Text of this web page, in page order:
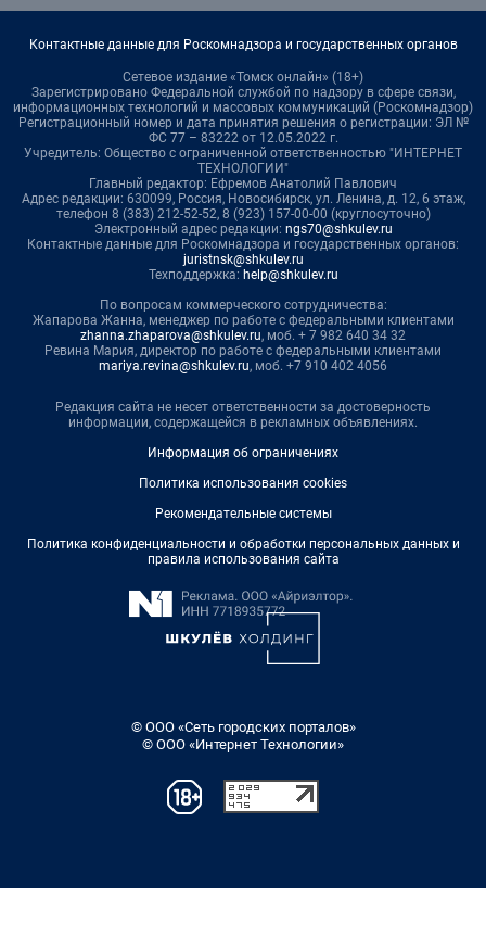
Контактные данные для Роскомнадзора и государственных органов
Сетевое издание «Томск онлайн» (18+)
Зарегистрировано Федеральной службой по надзору в сфере связи,
информационных технологий и массовых коммуникаций (Роскомнадзор)
Регистрационный номер и дата принятия решения о регистрации: ЭЛ №
ФС 77 – 83222 от 12.05.2022 г.
Учредитель: Общество с ограниченной ответственностью "ИНТЕРНЕТ
ТЕХНОЛОГИИ"
Главный редактор: Ефремов Анатолий Павлович
Адрес редакции: 630099, Россия, Новосибирск, ул. Ленина, д. 12, 6 этаж,
телефон 8 (383) 212-52-52, 8 (923) 157-00-00 (круглосуточно)
Электронный адрес редакции: ngs70@shkulev.ru
Контактные данные для Роскомнадзора и государственных органов:
juristnsk@shkulev.ru
Техподдержка: help@shkulev.ru
По вопросам коммерческого сотрудничества:
Жапарова Жанна, менеджер по работе с федеральными клиентами
zhanna.zhaparova@shkulev.ru, моб. + 7 982 640 34 32
Ревина Мария, директор по работе с федеральными клиентами
mariya.revina@shkulev.ru, моб. +7 910 402 4056
Редакция сайта не несет ответственности за достоверность
информации, содержащейся в рекламных объявлениях.
Информация об ограничениях
Политика использования cookies
Рекомендательные системы
Политика конфиденциальности и обработки персональных данных и
правила использования сайта
© ООО «Сеть городских порталов»
© ООО «Интернет Технологии»